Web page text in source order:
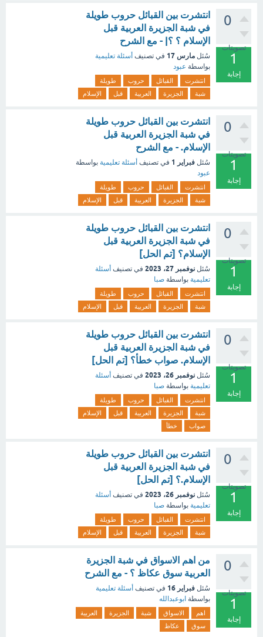
0
تصويتات
1
إجابة
انتشرت بين القبائل حروب طويلة
في شبة الجزيرة العربية قبل
الإسلام ؟ ؟| - مع الشرح
سُئل مارس 17 في تصنيف أسئلة تعليمية
بواسطة عبود
انتشرت القبائل حروب
طويلة
شبة
الجزيرة العربية قبل الإسلام
0
تصويتات
1
إجابة
انتشرت بين القبائل حروب طويلة
في شبة الجزيرة العربية قبل
الإسلام. - مع الشرح
سُئل فبراير 1 في تصنيف أسئلة تعليمية بواسطة
عبود
انتشرت القبائل حروب
طويلة
شبة
الجزيرة العربية قبل الإسلام
0
تصويتات
1
إجابة
انتشرت بين القبائل حروب طويلة
في شبة الجزيرة العربية قبل
الإسلام؟ [تم الحل]
سُئل نوفمبر 27، 2023 في تصنيف أسئلة
تعليمية بواسطة صبا
انتشرت القبائل حروب
طويلة
شبة
الجزيرة العربية قبل الإسلام
0
تصويتات
1
إجابة
انتشرت بين القبائل حروب طويلة
في شبة الجزيرة العربية قبل
الإسلام. صواب خطأ؟ [تم الحل]
سُئل نوفمبر 26، 2023 في تصنيف أسئلة
تعليمية بواسطة صبا
انتشرت القبائل حروب
طويلة
شبة
الجزيرة العربية قبل
الإسلام
صواب
خطأ
0
تصويتات
1
إجابة
انتشرت بين القبائل حروب طويلة
في شبة الجزيرة العربية قبل
الإسلام.؟ [تم الحل]
سُئل نوفمبر 26، 2023 في تصنيف أسئلة
تعليمية بواسطة صبا
انتشرت القبائل حروب
طويلة
شبة
الجزيرة العربية قبل الإسلام
0
تصويتات
1
إجابة
من اهم الاسواق في شبة الجزيرة
العربية سوق عكاظ ؟ - مع الشرح
سُئل فبراير 16 في تصنيف أسئلة تعليمية
بواسطة ابوعبدالله
اهم الاسواق شبة الجزيرة
العربية
سوق
عكاظ